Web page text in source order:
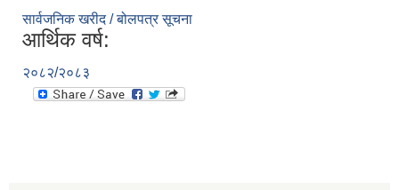
सार्वजनिक खरीद / बोलपत्र सूचना
आर्थिक वर्ष:
२०८२/२०८३